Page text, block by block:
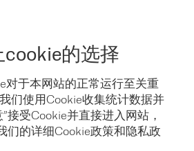
的选择
对于本网站的正常运行至关重
们使用Cookie收集统计数据并
接受Cookie并直接进入网站，
们的详细Cookie政策和隐私政